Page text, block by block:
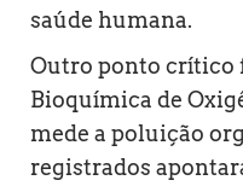
saúde humana.
Outro ponto crítico
Bioquímica de
mede a poluição
registrados